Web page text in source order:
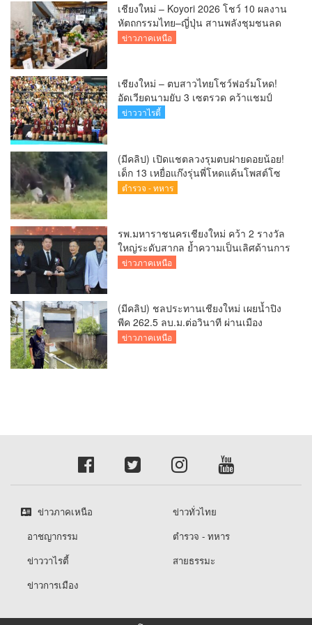
เชียงใหม่ – Koyori 2026 โชว์ 10 ผลงาน
หัตถกรรมไทย–ญี่ปุ่น สานพลังชุมชนลด
ผลกระทบ PM 2.5
ข่าวภาคเหนือ
เชียงใหม่ – ตบสาวไทยโชว์ฟอร์มโหด!
อัดเวียดนามยับ 3 เซตรวด คว้าแชมป์
SEA V CUP 2026 เลก 2 ไร้พ่าย
ข่าววาไรตี้
(มีคลิป) เปิดแชตลวงรุมตบฝายดอยน้อย!
เด็ก 13 เหยื่อแก๊งรุ่นพี่โหดแค้นโพสต์โซ
เชียล พ่อ-ย่าลั่นฟ้องเอาผิดถึงที่สุด
ตำรวจ - ทหาร
รพ.มหาราชนครเชียงใหม่ คว้า 2 รางวัล
ใหญ่ระดับสากล ย้ำความเป็นเลิศด้านการ
ดูแลผู้ป่วยโรคหลอดเลือดสมอง
ข่าวภาคเหนือ
(มีคลิป) ชลประทานเชียงใหม่ เผยน้ำปิง
พีค 262.5 ลบ.ม.ต่อวินาที ผ่านเมือง
เชียงใหม่กลางดึก สถานการณ์ปกติ แต่
ข่าวภาคเหนือ
ข่าวภาคเหนือ
ข่าวทั่วไทย
อาชญากรรม
ตำรวจ - ทหาร
ข่าววาไรตี้
สายธรรมะ
ข่าวการเมือง